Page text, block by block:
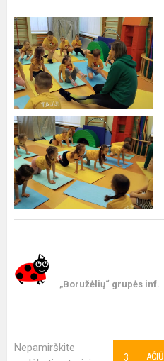
„Boružėlių“ grupės inf.
Nepamirškite
AČIŪ
3